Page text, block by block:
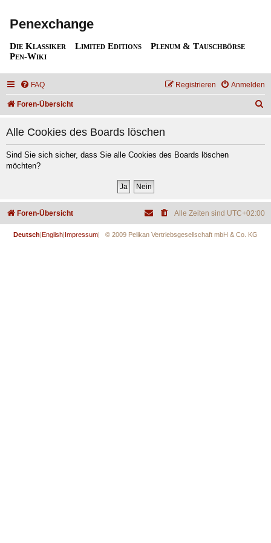
Penexchange
Die Klassiker Limited Editions
Plenum & Tauschbörse
Pen-Wiki
FAQ Anmelden
Registrieren
Foren-Übersicht
Alle Cookies des Boards löschen
Sind Sie sich sicher, dass Sie alle Cookies des Boards löschen
möchten?
Foren-Übersicht Alle Zeiten sind UTC+02:00
Deutsch|English|Impressum| © 2009 Pelikan Vertriebsgesellschaft mbH & Co. KG